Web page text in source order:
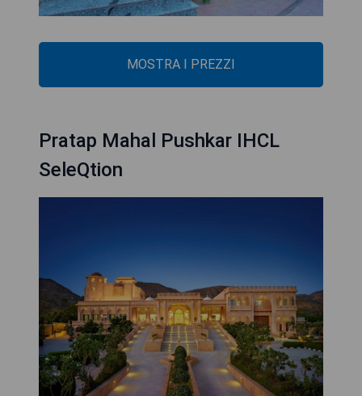
MOSTRA I PREZZI
Pratap Mahal Pushkar IHCL
SeleQtion